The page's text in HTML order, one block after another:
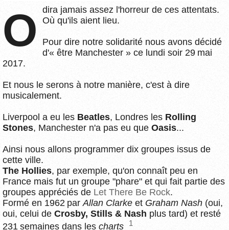
O
dira jamais assez l'horreur de ces attentats.
Où qu'ils aient lieu.
Pour dire notre solidarité nous avons décidé
d'« être Manchester » ce lundi soir 29 mai
2017.
Et nous le serons à notre manière, c'est à dire
musicalement.
Liverpool a eu les Beatles, Londres les Rolling
Stones, Manchester n'a pas eu que Oasis...
Ainsi nous allons programmer dix groupes issus de
cette ville.
The Hollies, par exemple, qu'on connaît peu en
France mais fut un groupe "phare" et qui fait partie des
groupes appréciés de Let There Be Rock.
Formé en 1962 parAllan Clarke et Graham Nash (oui,
oui, celui de Crosby, Stills & Nash plus tard) et resté
231 semaines dans les charts 1